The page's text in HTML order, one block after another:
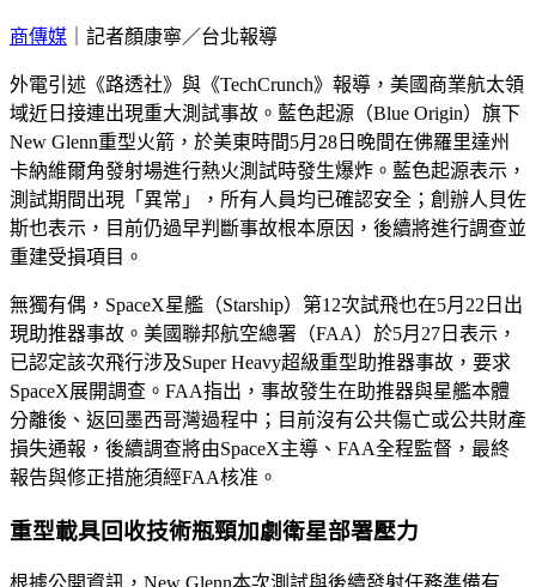
商傳媒 ｜記者顏康寧／台北報導
外電引述《路透社》與《TechCrunch》報導，美國商業航太領
域近日接連出現重大測試事故。藍色起源（Blue Origin）旗下
New Glenn重型火箭，於美東時間5月28日晚間在佛羅里達州
卡納維爾角發射場進行熱火測試時發生爆炸。藍色起源表示，
測試期間出現「異常」，所有人員均已確認安全；創辦人貝佐
斯也表示，目前仍過早判斷事故根本原因，後續將進行調查並
重建受損項目。
無獨有偶，SpaceX星艦（Starship）第12次試飛也在5月22日出
現助推器事故。美國聯邦航空總署（FAA）於5月27日表示，
已認定該次飛行涉及Super Heavy超級重型助推器事故，要求
SpaceX展開調查。FAA指出，事故發生在助推器與星艦本體
分離後、返回墨西哥灣過程中；目前沒有公共傷亡或公共財產
損失通報，後續調查將由SpaceX主導、FAA全程監督，最終
報告與修正措施須經FAA核准。
重型載具回收技術瓶頸加劇衛星部署壓力